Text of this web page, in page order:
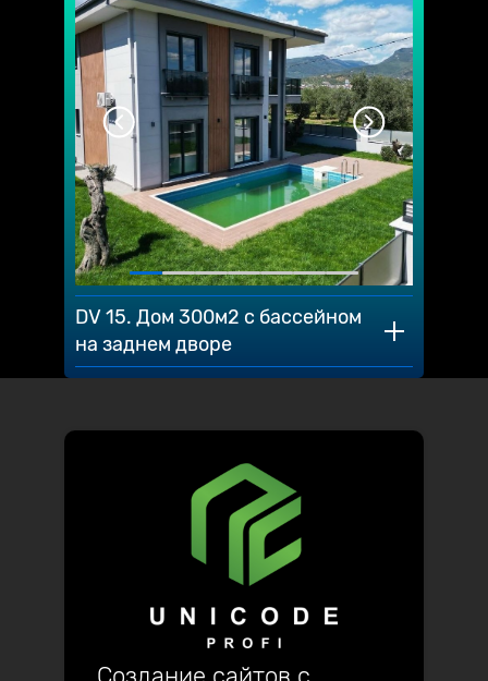
DV 15. Дом 300м2 с бассейном
на заднем дворе